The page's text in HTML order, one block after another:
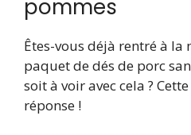
pommes
Êtes-vous déjà rentré à la
paquet de dés de porc
soit à voir avec cela ?
réponse !